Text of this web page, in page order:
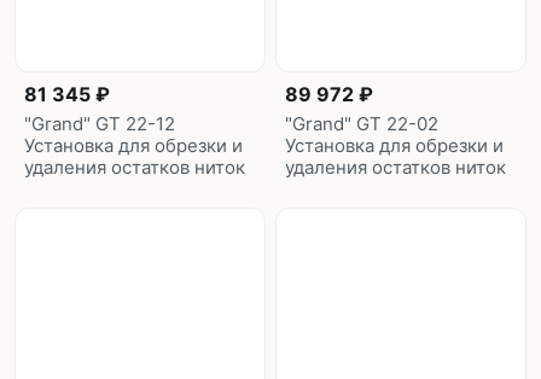
81 345 ₽
"Grand" GT 22-12
Установка для обрезки и
удаления остатков ниток
89 972 ₽
"Grand" GT 22-02
Установка для обрезки и
удаления остатков ниток